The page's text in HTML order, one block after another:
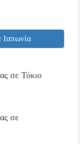
Ιαπωνία
σε Τόκιο
σε